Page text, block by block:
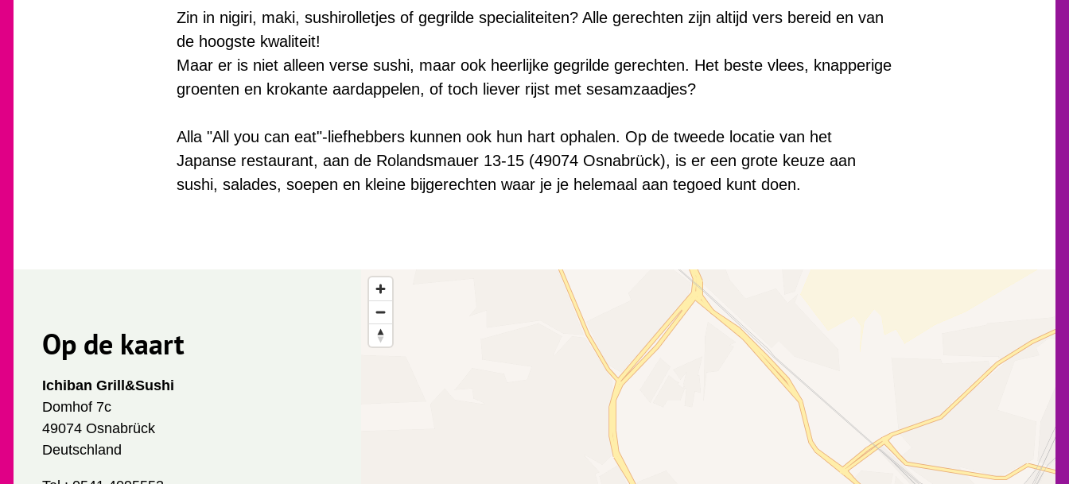
Zin in nigiri, maki, sushirolletjes of gegrilde specialiteiten? Alle gerechten zijn altijd vers bereid en van
de hoogste kwaliteit!
Maar er is niet alleen verse sushi, maar ook heerlijke gegrilde gerechten. Het beste vlees, knapperige
groenten en krokante aardappelen, of toch liever rijst met sesamzaadjes?
Alla "All you can eat"-liefhebbers kunnen ook hun hart ophalen. Op de tweede locatie van het
Japanse restaurant, aan de Rolandsmauer 13-15 (49074 Osnabrück), is er een grote keuze aan
sushi, salades, soepen en kleine bijgerechten waar je je helemaal aan tegoed kunt doen.
Op de kaart
Ichiban Grill&Sushi
Domhof 7c
49074 Osnabrück
Deutschland